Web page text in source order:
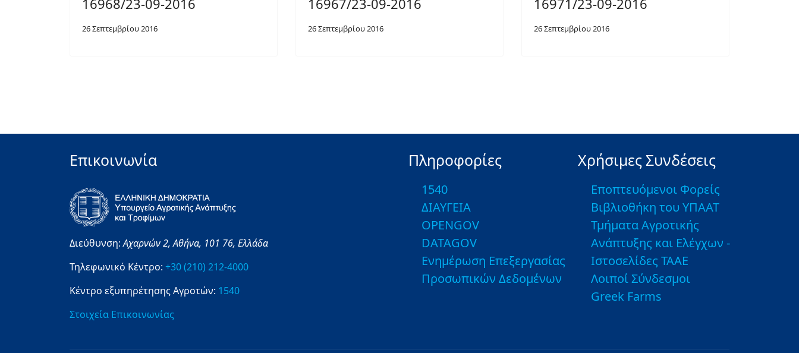
16968/23-09-2016
26 Σεπτεμβρίου 2016
16967/23-09-2016
26 Σεπτεμβρίου 2016
16971/23-09-2016
26 Σεπτεμβρίου 2016
Επικοινωνία
Διεύθυνση:Αχαρνών 2,Αθήνα, 101 76, Ελλάδα
Τηλεφωνικό Κέντρο: +30 (210) 212-4000
Κέντρο εξυπηρέτησης Αγροτών: 1540
Στοιχεία Επικοινωνίας
Πληροφορίες
1540
ΔΙΑΥΓΕΙΑ
OPENGOV
DATAGOV
Ενημέρωση Επεξεργασίας
Προσωπικών Δεδομένων
Χρήσιμες Συνδέσεις
Εποπτευόμενοι Φορείς
Βιβλιοθήκη του ΥΠΑΑΤ
Τμήματα Αγροτικής
Ανάπτυξης και Ελέγχων -
Ιστοσελίδες ΤΑΑΕ
Λοιποί Σύνδεσμοι
Greek Farms